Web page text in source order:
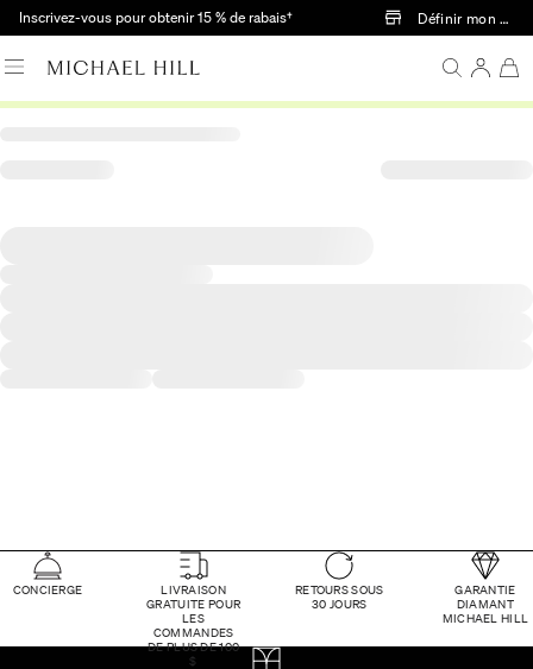
Passer au contenu principal
Inscrivez-vous pour obtenir 15 % de rabais† Définir mon
CONCIERGE
LIVRAISON
GRATUITE POUR
LES
COMMANDES
DE PLUS DE 100
$
RETOURS SOUS
30 JOURS
GARANTIE
DIAMANT
MICHAEL HILL